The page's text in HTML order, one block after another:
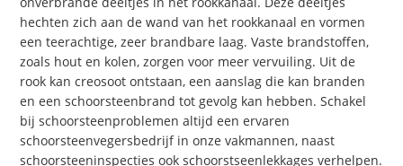
hechten zich aan de wand van het rookkanaal en vormen
een teerachtige, zeer brandbare laag. Vaste brandstoffen,
zoals hout en kolen, zorgen voor meer vervuiling. Uit de
rook kan creosoot ontstaan, een aanslag die kan branden
en een schoorsteenbrand tot gevolg kan hebben. Schakel
bij schoorsteenproblemen altijd een ervaren
schoorsteenvegersbedrijf in onze vakmannen, naast
schoorsteeninspecties ook schoorstseenlekkages verhelpen.